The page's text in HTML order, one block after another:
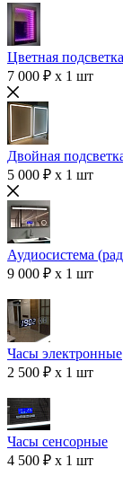
Цветная
7 000 ₽ x 1 шт
Двойная
5 000 ₽ x 1 шт
Аудиосистема
9 000 ₽ x 1 шт
Часы электронные
2 500 ₽ x 1 шт
Часы сенсорные
4 500 ₽ x 1 шт